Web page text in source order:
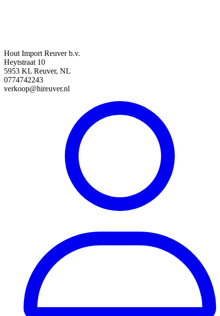
Hout Import Reuver b.v.
Heytstraat 10
5953 KL Reuver, NL
0774742243
verkoop@hireuver.nl